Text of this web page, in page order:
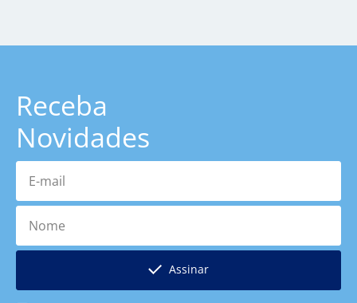
Receba
Novidades
E-mail
Nome
Assinar